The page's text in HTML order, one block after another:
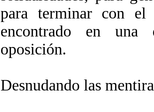
para terminar con el
encontrado en una
oposición.
Desnudando las